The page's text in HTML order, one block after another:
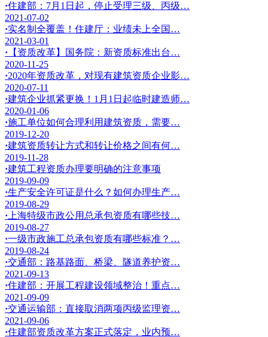
·住建部：7月1日起，停止受理三级、丙级…
2021-07-02
·实名制全覆盖！住建厅：业绩未上全国…
2021-03-01
· 【资质改革】国务院：新资质标准出台…
2020-11-25
·2020年资质改革，对现有建筑资质企业影…
2020-07-11
·建筑企业抓紧更换！1月1日起临时建造师…
2020-01-06
·施工单位如何合理利用建筑资质，需要…
2019-12-20
·建筑资质转让方式和转让价格之间有何…
2019-11-28
·建筑工程资质办理要明确的注意事项
2019-09-09
·生产安全许可证是什么？如何办理生产…
2019-08-29
· 上海特级市政公用总承包资质有哪些技…
2019-08-27
·一级市政施工总承包资质有哪些标准？…
2019-08-24
·交通部：路基路面、桥梁、隧道养护资…
2021-09-13
·住建部：开展工程建设领域整治！重点…
2021-09-09
·交通运输部：直接取消两项丙级监理资…
2021-09-06
·住建部资质改革方案正式落定，业内预…